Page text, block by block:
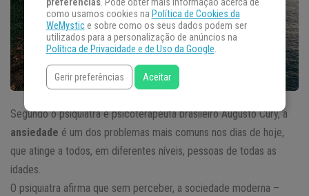
Segundo o psiquiatra e psicoterapeuta brasileiro Augusto Cury, a
ansiedade é um dos problemas mais comuns nos dias de hoje,
que atinge a todos, em diferentes níveis, pessoas de todas as
idades.
O psiquiatra afirma que sem perceber, a sociedade moderna –
como usamos cookies na Política de Cookies da
WeMystice sobre como os seus dados podem ser
utilizados para a personalização de anúncios na
Política de Privacidade e de Uso da Google.
Gerir preferências Aceitar